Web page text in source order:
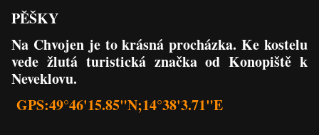
PĚŠKY
Na Chvojen je to krásná procházka. Ke kostelu
vede žlutá turistická značka od Konopiště k
Neveklovu.
GPS:49°46'15.85"N;14°38'3.71"E